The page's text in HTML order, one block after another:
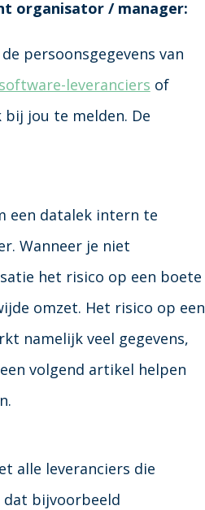
organisator / manager:
persoonsgegevens van
leveranciers of
jou te melden. De
een datalek intern te
Wanneer je niet
het risico op een boete
omzet. Het risico op een
namelijk veel gegevens,
volgend artikel helpen
alle leveranciers die
dat bijvoorbeeld